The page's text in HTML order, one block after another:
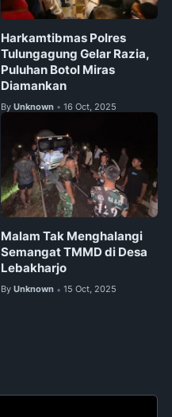
Harkamtibmas Polres
Tulungagung Gelar Razia,
Puluhan Botol Miras
Diamankan
By Unknown • 16 Oct, 2025
Malam Tak Menghalangi
Semangat TMMD di Desa
Lebakharjo
By Unknown • 15 Oct, 2025